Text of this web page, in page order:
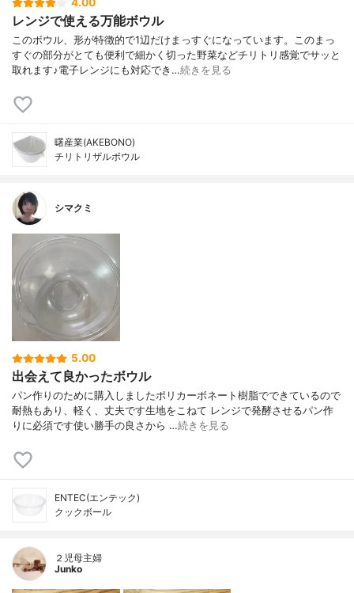
4.00
レンジで使える万能ボウル
このボウル、形が特徴的で1辺だけまっすぐになっています。このまっ
すぐの部分がとても便利で細かく切った野菜などチリトリ感覚でサッと
取れます♪電子レンジにも対応でき…続きを見る
曙産業(AKEBONO)
チリトリザルボウル
シマクミ
5.00
出会えて良かったボウル
パン作りのために購入しましたポリカーボネート樹脂でできているので
耐熱もあり、軽く、丈夫です生地をこねて レンジで発酵させるパン作
りに必須です使い勝手の良さから …続きを見る
ENTEC(エンテック)
クックボール
２児母主婦
Junko